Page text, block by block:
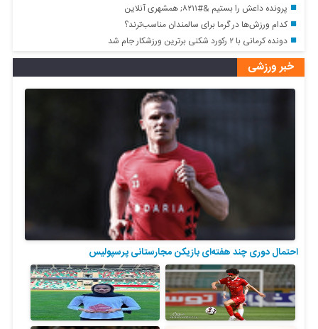
پرونده داعش را بستیم &#۸۲۱۱; همشهری آنلاین
کدام ورزش‌ها در گرما برای سالمندان مناسب‌ترند؟
دونده کرمانی با ۲ رکورد شکنی برترین ورزشکار جام شد
خبر ورزشی
احتمال دوری چند هفته‌ای بازیکن مجارستانی پرسپولیس